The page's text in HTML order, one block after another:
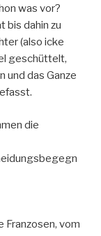
was vor?
bis dahin zu
(also icke
geschüttelt,
und das Ganze
die
Franzosen, vom